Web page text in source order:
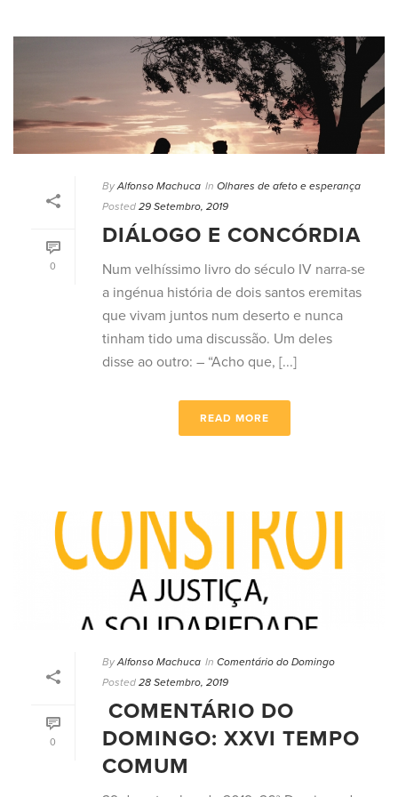
0
By Alfonso Machuca In Olhares de afeto e esperança
Posted 29 Setembro, 2019
DIÁLOGO E CONCÓRDIA
Num velhíssimo livro do século IV narra-se
a ingénua história de dois santos eremitas
que vivam juntos num deserto e nunca
tinham tido uma discussão. Um deles
disse ao outro: – “Acho que, [...]
READ MORE
0
By Alfonso Machuca In Comentário do Domingo
Posted 28 Setembro, 2019
COMENTÁRIO DO
DOMINGO: XXVI TEMPO
COMUM